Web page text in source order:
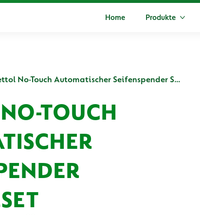
Home Produkte
Dettol No-Touch Automatischer Seifenspender Starterset Gartenfrüchte Duft
TOUCH